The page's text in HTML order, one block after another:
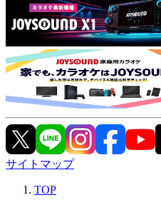
サイトマップ
TOP